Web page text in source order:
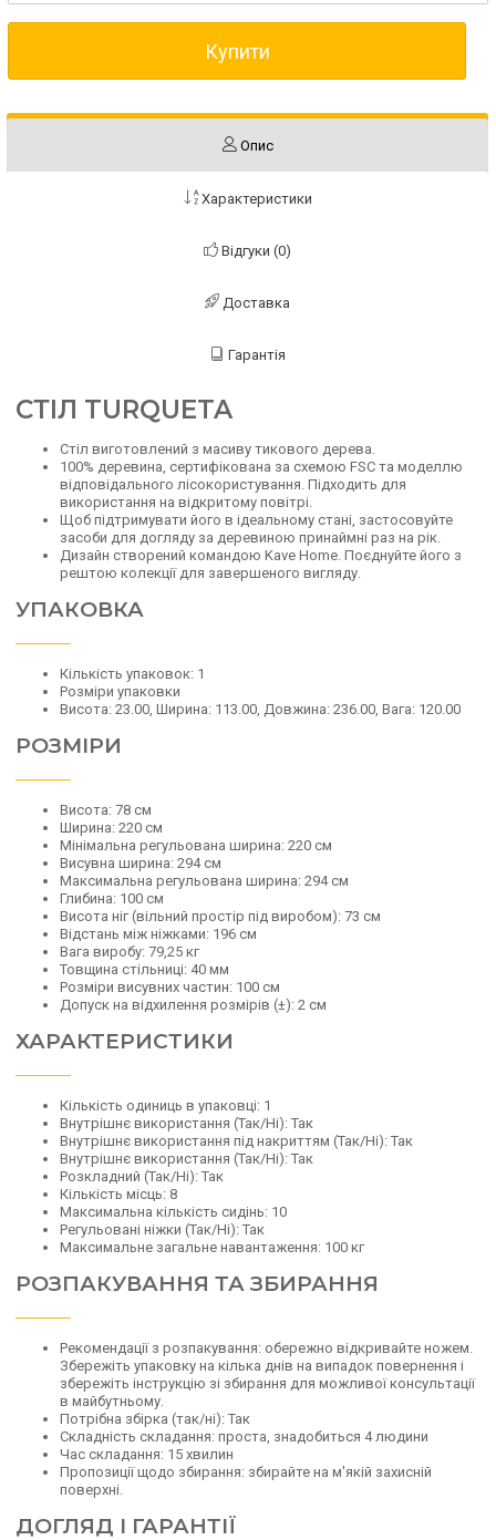
Купити
Опис
Характеристики
Відгуки (0)
Доставка
Гарантія
СТІЛ TURQUETA
Стіл виготовлений з масиву тикового дерева.
100% деревина, сертифікована за схемою FSC та моделлю
відповідального лісокористування. Підходить для
використання на відкритому повітрі.
Щоб підтримувати його в ідеальному стані, застосовуйте
засоби для догляду за деревиною принаймні раз на рік.
Дизайн створений командою Kave Home. Поєднуйте його з
рештою колекції для завершеного вигляду.
УПАКОВКА
Кількість упаковок: 1
Розміри упаковки
Висота: 23.00, Ширина: 113.00, Довжина: 236.00, Вага: 120.00
РОЗМІРИ
Висота: 78 см
Ширина: 220 см
Мінімальна регульована ширина: 220 см
Висувна ширина: 294 см
Максимальна регульована ширина: 294 см
Глибина: 100 см
Висота ніг (вільний простір під виробом): 73 см
Відстань між ніжками: 196 см
Вага виробу: 79,25 кг
Товщина стільниці: 40 мм
Розміри висувних частин: 100 см
Допуск на відхилення розмірів (±): 2 см
ХАРАКТЕРИСТИКИ
Кількість одиниць в упаковці: 1
Внутрішнє використання (Так/Ні): Так
Внутрішнє використання під накриттям (Так/Ні): Так
Внутрішнє використання (Так/Ні): Так
Розкладний (Так/Ні): Так
Кількість місць: 8
Максимальна кількість сидінь: 10
Регульовані ніжки (Так/Ні): Так
Максимальне загальне навантаження: 100 кг
РОЗПАКУВАННЯ ТА ЗБИРАННЯ
Рекомендації з розпакування: обережно відкривайте ножем.
Збережіть упаковку на кілька днів на випадок повернення і
збережіть інструкцію зі збирання для можливої консультації
в майбутньому.
Потрібна збірка (так/ні): Так
Складність складання: проста, знадобиться 4 людини
Час складання: 15 хвилин
Пропозиції щодо збирання: збирайте на м'якій захисній
поверхні.
ДОГЛЯД І ГАРАНТІЇ